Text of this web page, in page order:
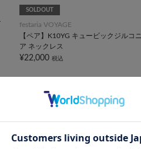
SOLDOUT
festaria VOYAGE
【ペア】K10YG キュービックジルコニ
ア ネックレス
¥22,000 税込